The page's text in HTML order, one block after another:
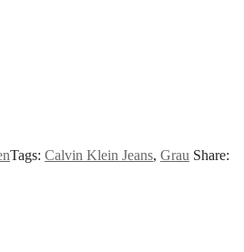
Tags: Calvin Klein Jeans, Grau Share: